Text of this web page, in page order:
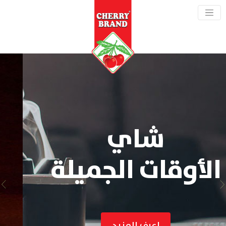
شاي
غني ولذيذ